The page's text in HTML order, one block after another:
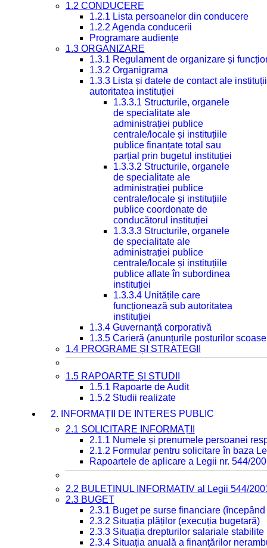
1.2 CONDUCERE
1.2.1 Lista persoanelor din conducere
1.2.2 Agenda conducerii
Programare audiențe
1.3 ORGANIZARE
1.3.1 Regulament de organizare și
1.3.2 Organigrama
1.3.3 Lista și datele de contact ale
autoritatea instituției
1.3.3.1 Structurile, organele
de specialitate ale
administrației publice
centrale/locale și instituțiile
publice finanțate total sau
parțial prin bugetul instituției
1.3.3.2 Structurile, organele
de specialitate ale
administrației publice
centrale/locale și instituțiile
publice coordonate de
conducătorul instituției
1.3.3.3 Structurile, organele
de specialitate ale
administrației publice
centrale/locale și instituțiile
publice aflate în subordinea
instituției
1.3.3.4 Unitățile care
funcționează sub autoritatea
instituției
1.3.4 Guvernanță corporativă
1.3.5 Carieră (anunțurile posturilor
1.4 PROGRAME ȘI STRATEGII
1.5 RAPOARTE ȘI STUDII
1.5.1 Rapoarte de Audit
1.5.2 Studii realizate
2. INFORMAȚII DE INTERES PUBLIC
2.1 SOLICITARE INFORMAȚII
2.1.1 Numele și prenumele persoanei
2.1.2 Formular pentru solicitare în baza
Rapoartele de aplicare a Legii nr. 544/
2.2 BULETINUL INFORMATIV al Legii 544/
2.3 BUGET
2.3.1 Buget pe surse financiare
2.3.2 Situația plăților (execuția bugetară)
2.3.3 Situația drepturilor salariale
2.3.4 Situația anuală a finanțărilor